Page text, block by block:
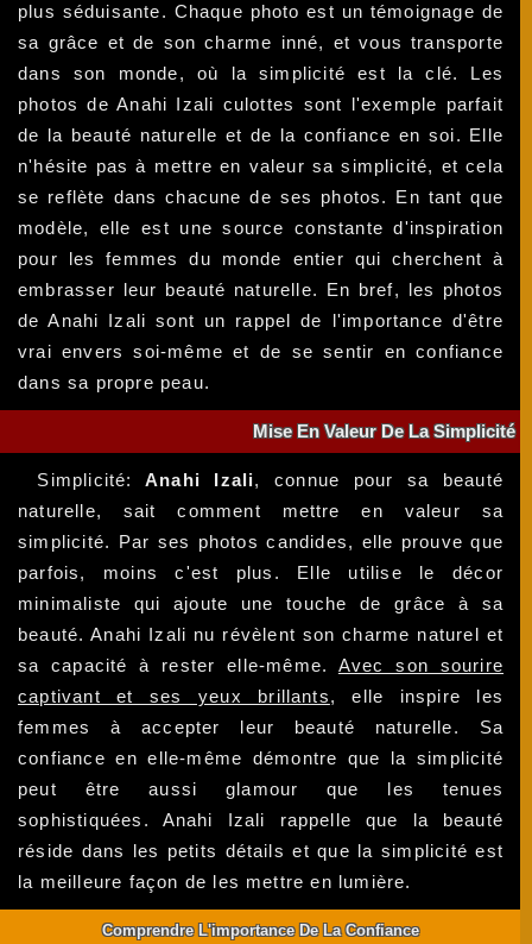
plus séduisante. Chaque photo est un témoignage de
sa grâce et de son charme inné, et vous transporte
dans son monde, où la simplicité est la clé. Les
photos de Anahi Izali culottes sont l'exemple parfait
de la beauté naturelle et de la confiance en soi. Elle
n'hésite pas à mettre en valeur sa simplicité, et cela
se reflète dans chacune de ses photos. En tant que
modèle, elle est une source constante d'inspiration
pour les femmes du monde entier qui cherchent à
embrasser leur beauté naturelle. En bref, les photos
de Anahi Izali sont un rappel de l'importance d'être
vrai envers soi-même et de se sentir en confiance
dans sa propre peau.
Mise En Valeur De La Simplicité
Simplicité: Anahi Izali, connue pour sa beauté
naturelle, sait comment mettre en valeur sa
simplicité. Par ses photos candides, elle prouve que
parfois, moins c'est plus. Elle utilise le décor
minimaliste qui ajoute une touche de grâce à sa
beauté. Anahi Izali nu révèlent son charme naturel et
sa capacité à rester elle-même. Avec son sourire
captivant et ses yeux brillants, elle inspire les
femmes à accepter leur beauté naturelle. Sa
confiance en elle-même démontre que la simplicité
peut être aussi glamour que les tenues
sophistiquées. Anahi Izali rappelle que la beauté
réside dans les petits détails et que la simplicité est
la meilleure façon de les mettre en lumière.
Comprendre L'importance De La Confiance